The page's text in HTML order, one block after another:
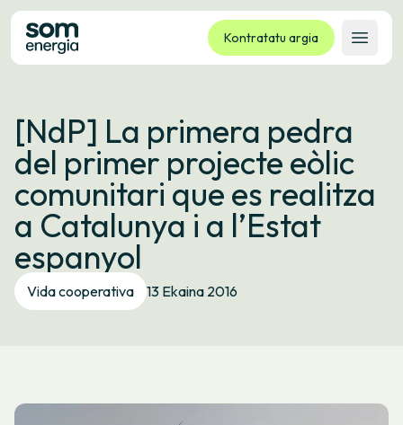
Kontratatu argia
Ireki
Tarifak
Zerbitzuak
Enpresak
Kooperatiba
Kontaktua
Izapideak
Bulego Birtuala
[NdP] La primera pedra
del primer projecte eòlic
comunitari que es realitza
a Catalunya i a l’Estat
espanyol
Vida cooperativa 13 Ekaina 2016